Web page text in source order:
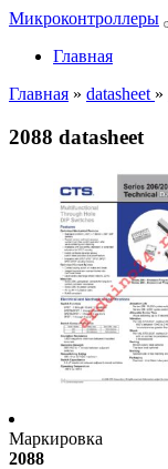
Микроконтроллеры
Главная
Главная » datasheet »
2088 datasheet
Маркировка
2088